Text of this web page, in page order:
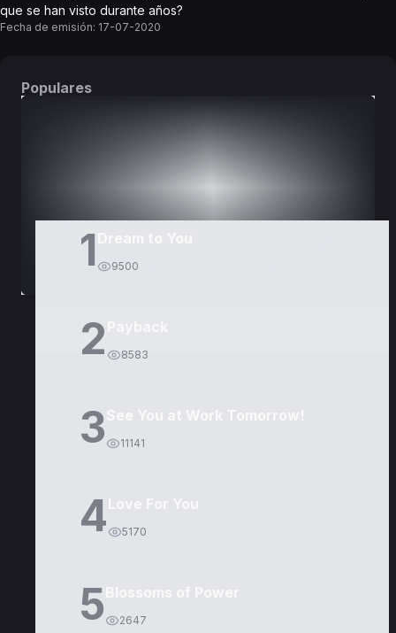
que se han visto durante años?
Fecha de emisión: 17-07-2020
Populares
1 9500
2 8583
3 11141
4 5170
5 2647